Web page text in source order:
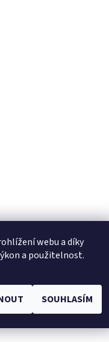
webu a díky
a použitelnost.
SOUHLASÍM